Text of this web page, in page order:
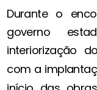
Durante o
governo
interiorização
com a